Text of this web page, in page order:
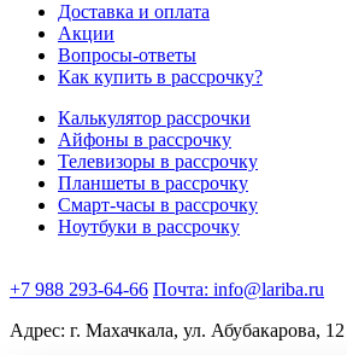
Доставка и оплата
Акции
Вопросы-ответы
Как купить в рассрочку?
Калькулятор рассрочки
Айфоны в рассрочку
Телевизоры в рассрочку
Планшеты в рассрочку
Смарт-часы в рассрочку
Ноутбуки в рассрочку
+7 988 293-64-66 Почта: info@lariba.ru
Адрес: г. Махачкала, ул. Абубакарова, 12